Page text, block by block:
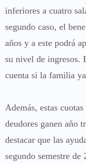
inferiores a cuatro
segundo caso, el
años y a este podrá
su nivel de ingresos.
cuenta si la familia
Además, estas
deudores ganen año
destacar que las
segundo semestre de